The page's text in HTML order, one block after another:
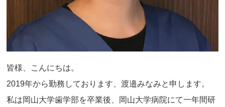
J Prosthodont Res. 2015 Jul;59(3):178-84.
レスポンスシフトが少数歯欠損患者の補綴治療効果測定に与え
る影響 木村 彩，荒川 光，野田 欣志，松香 芳三，窪木 拓男．
日本補綴歯科学会雑誌．特別号,日本補綴歯科学会学術大会抄録
集52(117), 96, 2008.
一般化推定方程式を用いた口腔インプラント脱落に影響を及ぼ
すリスク要因に関する17年間の後ろ向きコホート研究．野田 欣
志．岡山歯学会雑誌,28(1),2009.
天然歯形態を把握する（第2報）支台歯形成の指標を模索 安光
皆様、こんにちは。
2019年から勤務しております、渡邉みなみと申します。
私は岡山大学歯学部を卒業後、岡山大学病院にて一年間研